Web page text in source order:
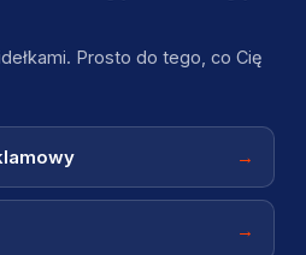
Prosto do tego, co Cię
→
→